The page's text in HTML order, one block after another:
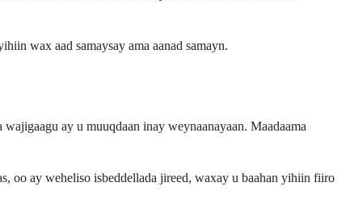
wax aad samaysay ama aanad samayn.
wajigaagu ay u muuqdaan inay weynaanayaan. Maadaama
oo ay weheliso isbeddellada jireed, waxay u baahan yihiin fiiro